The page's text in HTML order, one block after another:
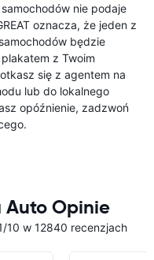
nie podaje
oznacza, że jeden z
będzie
z Twoim
się z agentem na
lub do lokalnego
opóźnienie, zadzwoń
Auto Opinie
10 w 12840 recenzjach